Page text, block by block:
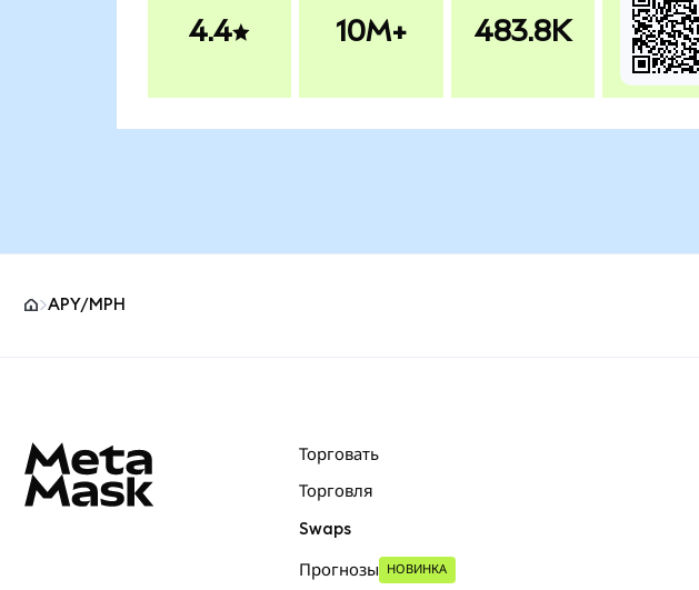
4.4 10M+ 483.8K
APY/MPH
Торговать
Торговля
Swaps
Прогнозы НОВИНКА